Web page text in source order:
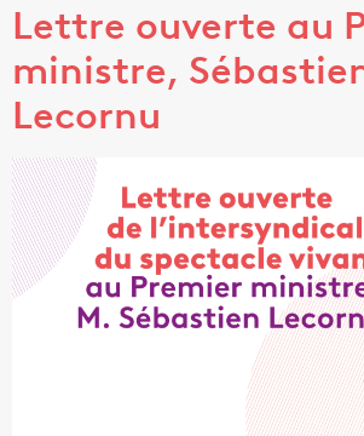
Lettre ouverte au
ministre,
Lecornu